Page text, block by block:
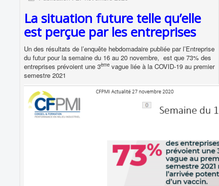
La situation future telle qu’elle
est perçue par les entreprises
Un des résultats de l’enquête hebdomadaire publiée par l’Entreprise
du futur pour la semaine du 16 au 20 novembre, est que 73% des
entreprises prévoient une 3ème vague liée à la COVID-19 au premier
semestre 2021